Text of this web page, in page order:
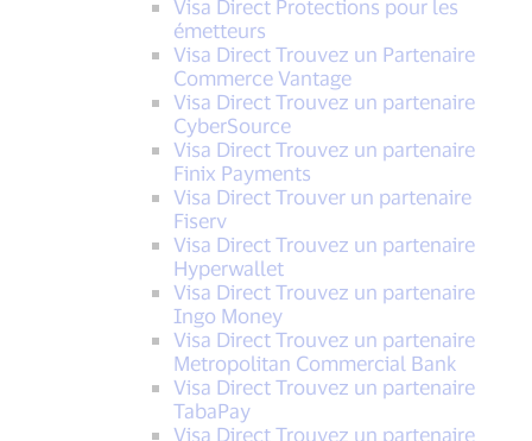
Visa Direct Protections pour les
émetteurs
Visa Direct Trouvez un Partenaire
Commerce Vantage
Visa Direct Trouvez un partenaire
CyberSource
Visa Direct Trouvez un partenaire
Finix Payments
Visa Direct Trouver un partenaire
Fiserv
Visa Direct Trouvez un partenaire
Hyperwallet
Visa Direct Trouvez un partenaire
Ingo Money
Visa Direct Trouvez un partenaire
Metropolitan Commercial Bank
Visa Direct Trouvez un partenaire
TabaPay
Visa Direct Trouvez un partenaire